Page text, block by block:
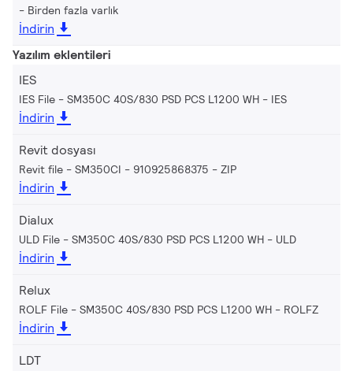
Birden fazla varlık
İndirin
Yazılım eklentileri
IES
IES File - SM350C 40S/830 PSD PCS L1200 WH IES
İndirin
Revit dosyası
Revit file - SM350CI - 910925868375 ZIP
İndirin
Dialux
ULD File - SM350C 40S/830 PSD PCS L1200 WH ULD
İndirin
Relux
ROLF File - SM350C 40S/830 PSD PCS L1200 WH ROLFZ
İndirin
LDT